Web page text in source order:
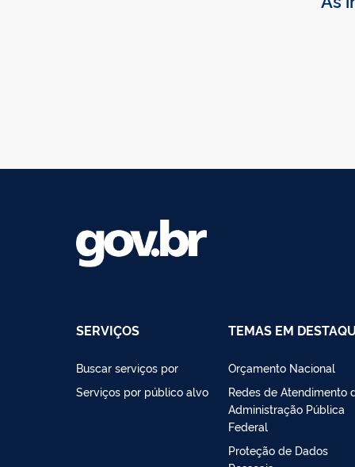
SERVIÇOS
Buscar serviços por
Serviços por público alvo
TEMAS EM
Orçamento Nacional
Redes de Atendimento
Administração Pública
Federal
Proteção de Dados